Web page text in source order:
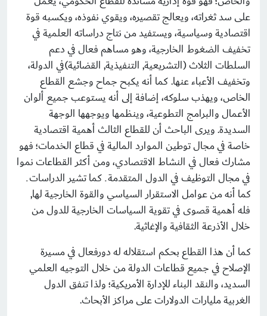
على سد ثغراته، ويعالج تقصيره، ويقوي نفوذه، ويكسبه قوة
اقتصادية وسياسية، ويستفيد من نتاج دراساته العلمية في
تخفيف الضغوط الخارجية، وهو مساهم فعال في دعم
السلطات الثلاث (التشريعية, التنفيذية, القضائية)في الدولة،
وتخفيف الأعباء عنها. كما أنه يكبح جماح وجشع القطاع
الخاص، ويهذب سلوكه، إضافة إلى أنه يستوعب جميع ألوان
الأعمال والبرامج التطوعية، وينظمها ويوجهها الوجهة
السديدة. ويرى الباحث أن للقطاع الثالث أهمية اقتصادية
خاصة في مجال توطين الموارد المالية في قطاع الخدمات؛ فهو
مشارك فعال في النشاط الاقتصادي، ومن أكثر القطاعات نموا
في مجال التوظيف في الدول المتقدمة ـ كما تشير الدراسات ـ
كما أنه من عوامل الاستقرار السياسي والقوة الخارجية لها,
فله أهمية قصوى في تقوية السياسات الخارجية للدول من
خلال الأذرعة الثقافية والإغاثية.
كما أن هذا القطاع بحكم استقلاله له دورفعال في مسيرة
الإصلاح في جميع قطاعات الدولة من خلال التوجيه العلمي
السديد، والنقد البناء للإدارة الأمريكية؛ ولذا تنفق الدول
الغربية مليارات الدولارات على مراكز الأبحاث.